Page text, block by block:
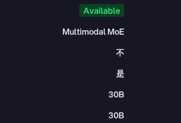
Available
Multimodal MoE
不
是
30B
30B